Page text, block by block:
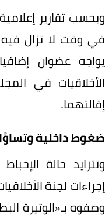
وبحسب تقارير
في وقت لا تزال فيه
يواجه عضوان
الأخلاقيات في
إقالتهما.
ضغوط داخلية
وتتزايد حالة
إجراءات لجنة
وصفوه بـ«الوتيرة